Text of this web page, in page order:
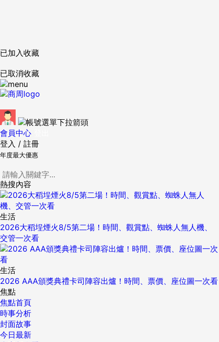
已加入收藏
已取消收藏
會員中心
登入 / 註冊
年度最大優惠
熱搜內容
生活
2026大稻埕煙火8/5第二場！時間、觀賞點、蜘蛛人無人機、
交管一次看
生活
2026 AAA頒獎典禮卡司陣容出爐！時間、票價、座位圖一次看
焦點
焦點首頁
時事分析
封面故事
今日最新